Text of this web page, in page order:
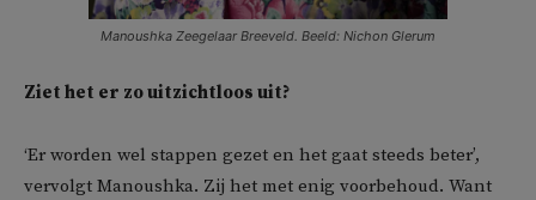
Manoushka Zeegelaar Breeveld. Beeld: Nichon Glerum
Ziet het er zo uitzichtloos uit?
‘Er worden wel stappen gezet en het gaat steeds beter’,
vervolgt Manoushka. Zij het met enig voorbehoud. Want